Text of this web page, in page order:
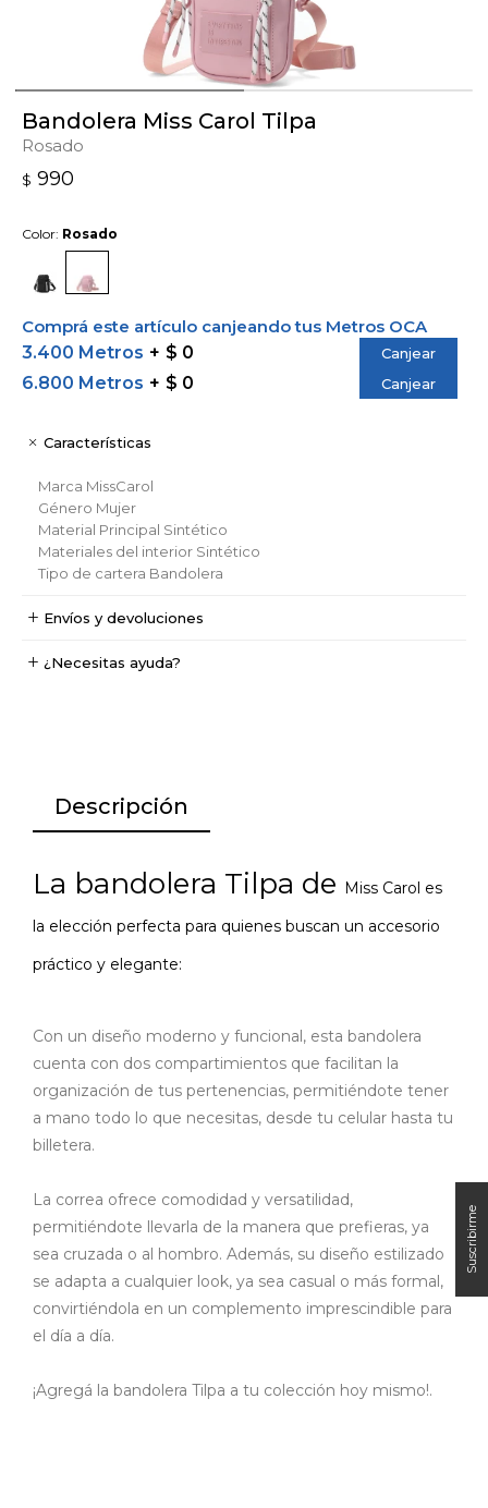
Bandolera Miss Carol Tilpa
Rosado
$ 990
Color: Rosado
Comprá este artículo canjeando tus Metros OCA
3.400 Metros
$ 0 Canjear
6.800 Metros $ 0 Canjear
Características
Marca MissCarol
Género Mujer
Material Principal Sintético
Materiales del interior Sintético
Tipo de cartera Bandolera
Envíos y devoluciones
¿Necesitas ayuda?
Descripción
La bandolera Tilpa de Miss Carol es
la elección perfecta para quienes buscan un accesorio
práctico y elegante:
Con un diseño moderno y funcional, esta bandolera
cuenta con dos compartimientos que facilitan la
organización de tus pertenencias, permitiéndote tener
a mano todo lo que necesitas, desde tu celular hasta tu
billetera.
La correa ofrece comodidad y versatilidad,
permitiéndote llevarla de la manera que prefieras, ya
sea cruzada o al hombro. Además, su diseño estilizado
se adapta a cualquier look, ya sea casual o más formal,
convirtiéndola en un complemento imprescindible para
el día a día.
¡Agregá la bandolera Tilpa a tu colección hoy mismo!.